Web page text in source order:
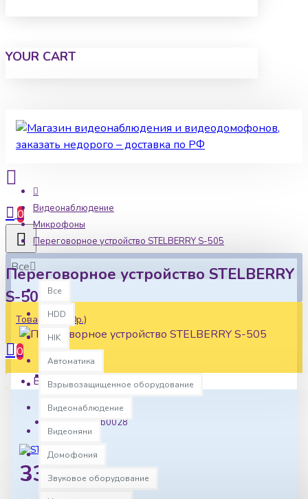
YOUR CART
0
Все
Все
HDD
HIK
Автоматика
Взрывозащищенное оборудование
Видеонаблюдение
Видеоняни
Домофония
Звуковое оборудование
Товаров: 0 (0р.)
0
Ваша корзина пуста!
Видеонаблюдение
Микрофоны
Переговорное устройство STELBERRY S-505
Переговорное устройство STELBERRY
S-505
33523р.
Наличие:
В наличии
sb0028